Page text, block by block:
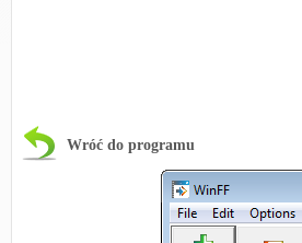
Wróć do programu